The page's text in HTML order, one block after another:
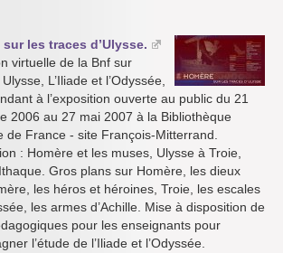
sur les traces d’Ulysse.
virtuelle de la Bnf sur
L’Iliade et l’Odyssée,
à l’exposition ouverte au public du 21
2006 au 27 mai 2007 à la Bibliothèque
de France - site François-Mitterrand.
: Homère et les muses, Ulysse à Troie,
Gros plans sur Homère, les dieux
les héros et héroines, Troie, les escales
les armes d’Achille. Mise à disposition de
pour les enseignants pour
l’étude de l’Iliade et l’Odyssée.